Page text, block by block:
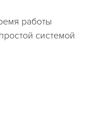
работы
системой